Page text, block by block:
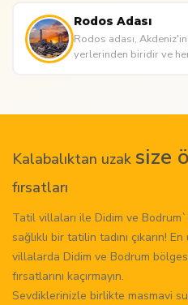
Rodos Adası
Rodos adası,
yerlerinden biridir ve
Kalabalıktan uzak size
fırsatları
Tatil villaları ile Didim ve
sağlıklı bir tatilin tadını çıkarın!
villalarda Didim ve Bodrum
fırsatlarını kaçırmayın.
Sevdiklerinizle birlikte masmavi